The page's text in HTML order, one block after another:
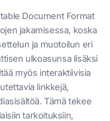
Document Format
jakamisessa, koska
ja muotoilun eri
ulkoasunsa lisäksi
myös interaktiivisia
linkkejä,
Tämä tekee
tarkoituksiin,